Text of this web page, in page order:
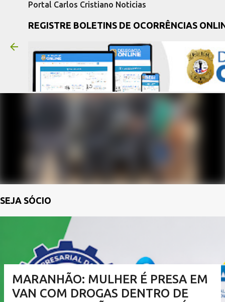
Portal Carlos Cristiano Noticias
REGISTRE BOLETINS DE OCORRÊNCIAS
SEJA SÓCIO
MARANHÃO: MULHER É PRESA EM
VAN COM DROGAS DENTRO DE